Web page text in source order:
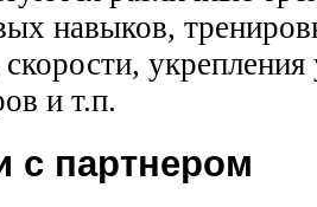
навыков,
и т.п.
с партнером